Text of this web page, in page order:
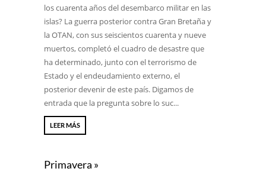
los cuarenta años del desembarco militar en las
islas? La guerra posterior contra Gran Bretaña y
la OTAN, con sus seiscientos cuarenta y nueve
muertos, completó el cuadro de desastre que
ha determinado, junto con el terrorismo de
Estado y el endeudamiento externo, el
posterior devenir de este país. Digamos de
entrada que la pregunta sobre lo suc...
LEER MÁS
Primavera »